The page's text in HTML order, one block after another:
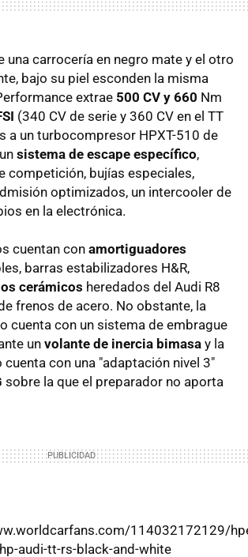
una carrocería en negro mate y el otro
bajo su piel esconden la misma
extrae 500 CV y 660 Nm
(340 CV de serie y 360 CV en el TT
a un turbocompresor HPXT-510 de
sistema de escape específico,
competición, bujías especiales,
optimizados, un intercooler de
en la electrónica.
cuentan con amortiguadores
barras estabilizadores H&R,
cerámicos heredados del Audi R8
frenos de acero. No obstante, la
cuenta con un sistema de embrague
un volante de inercia bimasa y la
cuenta con una "adaptación nivel 3"
sobre la que el preparador no aporta
114032172129/
audi-tt-rs-black-and-white